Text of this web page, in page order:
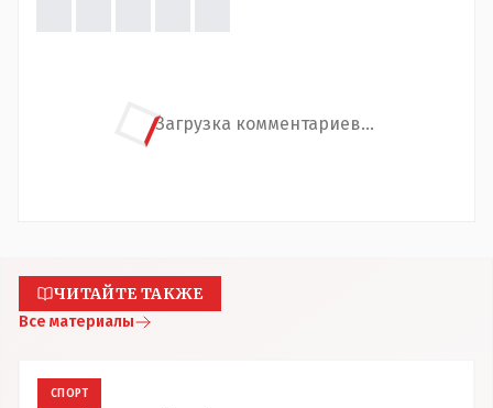
Загрузка комментариев...
ЧИТАЙТЕ ТАКЖЕ
Все материалы
СПОРТ